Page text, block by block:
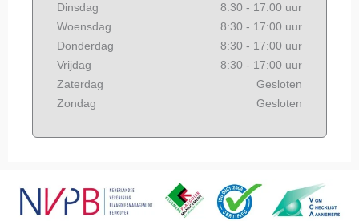
Dinsdag
8:30 - 17:00 uur
Woensdag
8:30 - 17:00 uur
Donderdag
8:30 - 17:00 uur
Vrijdag
8:30 - 17:00 uur
Zaterdag
Gesloten
Zondag
Gesloten